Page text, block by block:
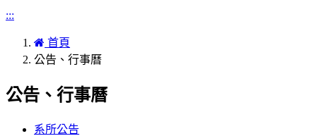
:::
首頁
公告、行事曆
公告、行事曆
系所公告